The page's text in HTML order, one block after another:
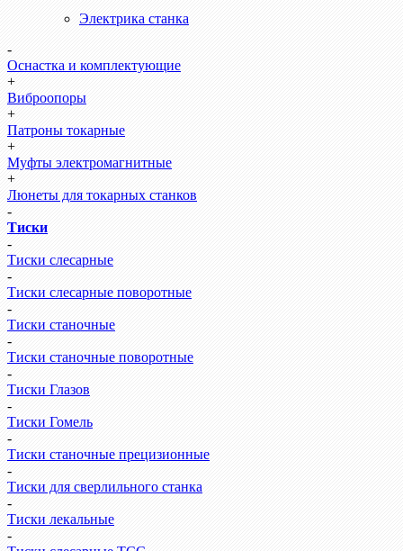
Электрика станка
-
Оснастка и комплектующие
+
Виброопоры
+
Патроны токарные
+
Муфты электромагнитные
+
Люнеты для токарных станков
-
Тиски
-
Тиски слесарные
-
Тиски слесарные поворотные
-
Тиски станочные
-
Тиски станочные поворотные
-
Тиски Глазов
-
Тиски Гомель
-
Тиски станочные прецизионные
-
Тиски для сверлильного станка
-
Тиски лекальные
-